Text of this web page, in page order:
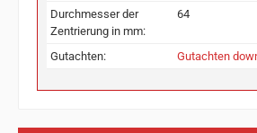
Durchmesser der
Zentrierung in mm:
64
Gutachten: Gutachten